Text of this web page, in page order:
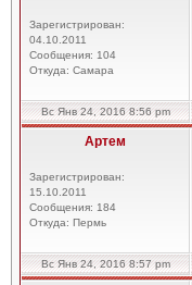
Зарегистрирован:
04.10.2011
Сообщения: 104
Откуда: Самара
Вс Янв 24, 2016 8:56 pm
Артем
Зарегистрирован:
15.10.2011
Сообщения: 184
Откуда: Пермь
Вс Янв 24, 2016 8:57 pm